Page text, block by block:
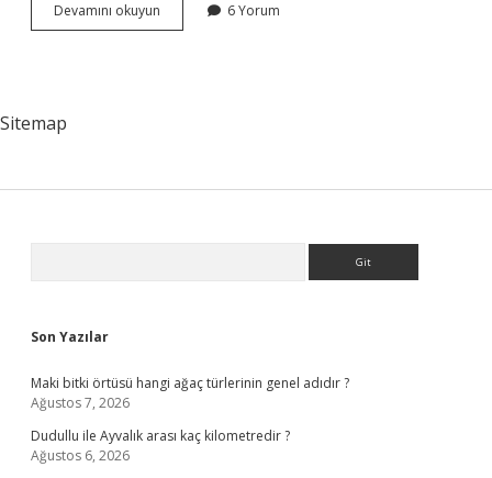
Devamını okuyun
Iyi
6 Yorum
Sitemap
Son Yazılar
Maki bitki örtüsü hangi ağaç türlerinin genel adıdır ?
Ağustos 7, 2026
Dudullu ile Ayvalık arası kaç kilometredir ?
Ağustos 6, 2026